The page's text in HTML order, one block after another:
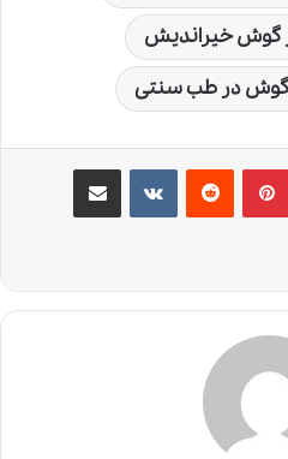
گوش خیراندیش
گوش در طب سنتی
‫رددیت ‫VKontakteاشتراک گذاری از طریق ایمیل